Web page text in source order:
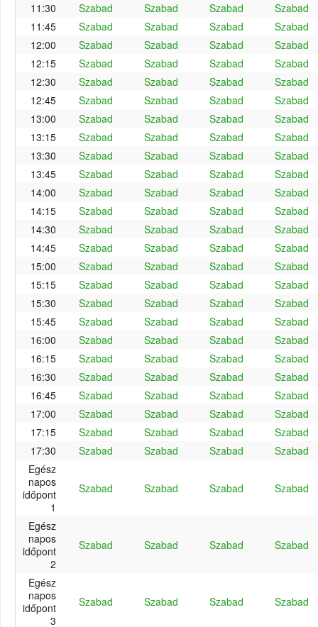
11:30
Szabad Szabad Szabad
Szabad
11:45
Szabad Szabad Szabad
Szabad
12:00
Szabad Szabad Szabad
Szabad
12:15
Szabad Szabad Szabad
Szabad
12:30
Szabad Szabad Szabad
Szabad
12:45
Szabad Szabad Szabad
Szabad
13:00
Szabad Szabad Szabad
Szabad
13:15
Szabad Szabad Szabad
Szabad
13:30
Szabad Szabad Szabad
Szabad
13:45
Szabad Szabad Szabad
Szabad
14:00
Szabad Szabad Szabad
Szabad
14:15
Szabad Szabad Szabad
Szabad
14:30
Szabad Szabad Szabad
Szabad
14:45
Szabad Szabad Szabad
Szabad
15:00
Szabad Szabad Szabad
Szabad
15:15
Szabad Szabad Szabad
Szabad
15:30
Szabad Szabad Szabad
Szabad
15:45
Szabad Szabad Szabad
Szabad
16:00
Szabad Szabad Szabad
Szabad
16:15
Szabad Szabad Szabad
Szabad
16:30
Szabad Szabad Szabad
Szabad
16:45
Szabad Szabad Szabad
Szabad
17:00
Szabad Szabad Szabad
Szabad
17:15
Szabad Szabad Szabad
Szabad
17:30
Szabad Szabad Szabad
Szabad
Egész
napos
időpont
1
Szabad Szabad Szabad Szabad
Egész
napos
időpont
2
Szabad Szabad Szabad Szabad
Egész
napos
időpont
3
Szabad Szabad Szabad Szabad